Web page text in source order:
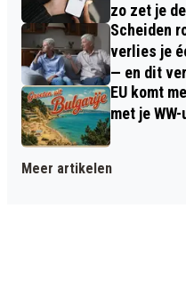
zo zet je
Scheiden
verlies je
— en dit
EU komt
met je
Meer artikelen